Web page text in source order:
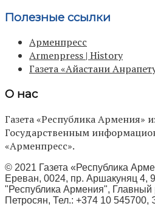
Полезные ссылки
Арменпресс
Armenpress | History
Газета «Айастани
О нас
Газета «Республика Армения»
Государственным
«Арменпресс».
© 2021 Газета «Республика
Ереван, 0024, пр. Аршакуняц 4,
"Республика Армения", Главный
Петросян, Тел.: +374 10 545700,